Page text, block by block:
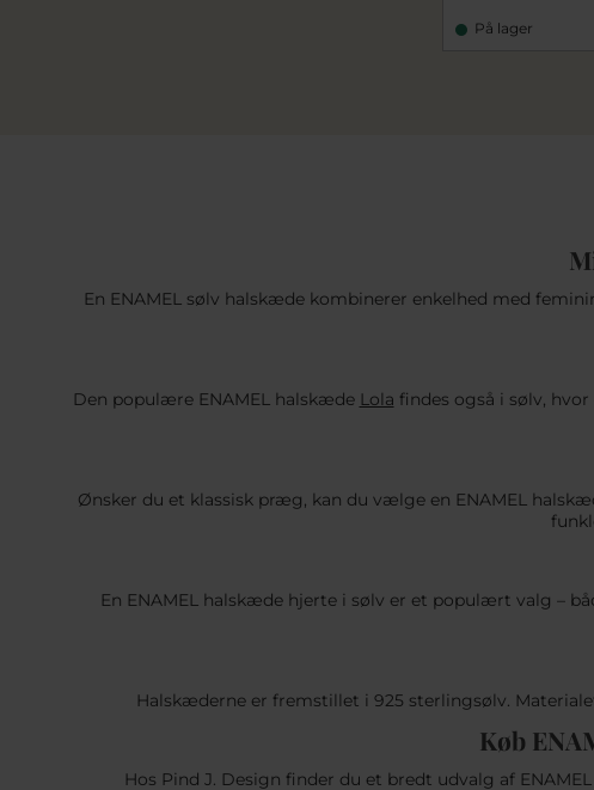
På lager
En ENAMEL sølv halskæde kombinerer enkelhed med
Den populære ENAMEL halskæde Lola findes også i sølv,
Ønsker du et klassisk præg, kan du vælge en ENAMEL
En ENAMEL halskæde hjerte i sølv er et populært valg –
Halskæderne er fremstillet i 925 sterlingsølv.
Køb
Hos Pind J. Design finder du et bredt udvalg af